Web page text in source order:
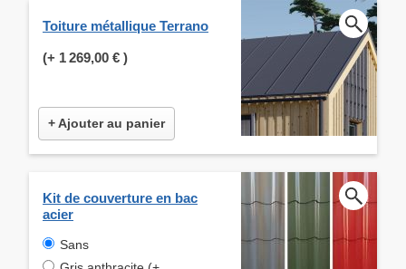
Toiture métallique Terrano
(+ 1 269,00 € )
+ Ajouter au panier
Kit de couverture en bac
acier
Sans